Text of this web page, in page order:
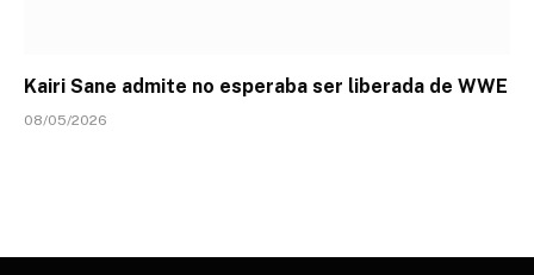
Kairi Sane admite no esperaba ser liberada de WWE
08/05/2026